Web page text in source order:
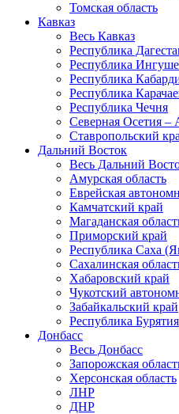
Томская область
Кавказ
Весь Кавказ
Республика
Республика
Республика
Республика
Республика Чечня
Северная Осетия –
Ставропольский
Дальний Восток
Весь Дальний
Амурская область
Еврейская
Камчатский край
Магаданская
Приморский край
Республика Саха
Сахалинская
Хабаровский край
Чукотский
Забайкальский край
Республика Бурятия
Донбасс
Весь Донбасс
Запорожская
Херсонская область
ЛНР
ДНР